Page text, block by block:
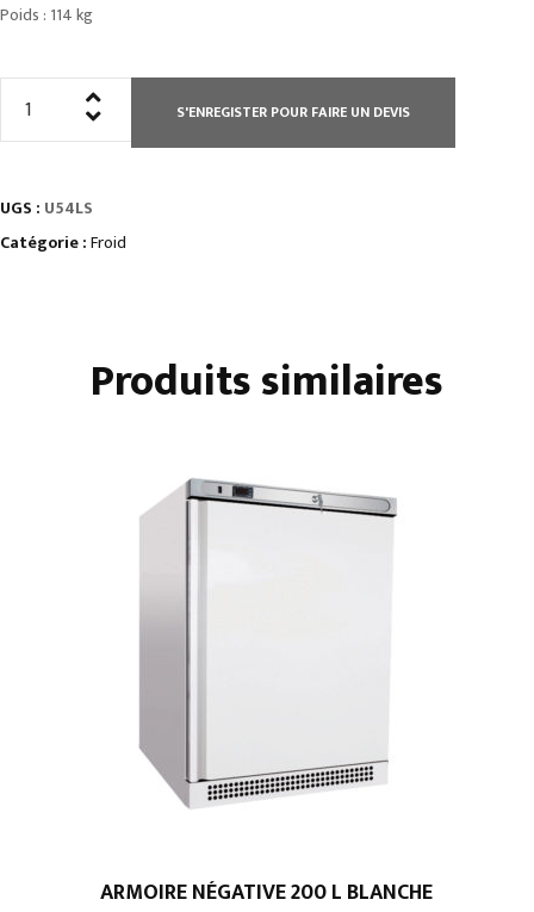
Poids : 114 kg
SKINPLATE
4
S'ENREGISTER POUR FAIRE UN DEVIS
UGS : U54LS
Catégorie :Froid
Produits similaires
ARMOIRE NÉGATIVE 200 L BLANCHE